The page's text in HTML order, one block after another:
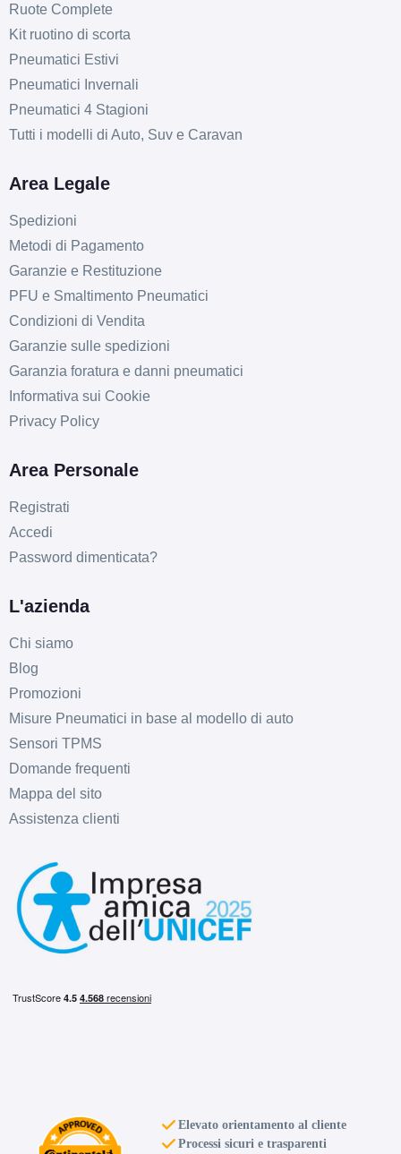
Ruote Complete
Kit ruotino di scorta
Pneumatici Estivi
Pneumatici Invernali
Pneumatici 4 Stagioni
Tutti i modelli di Auto, Suv e Caravan
Area Legale
Spedizioni
Metodi di Pagamento
Garanzie e Restituzione
PFU e Smaltimento Pneumatici
Condizioni di Vendita
Garanzie sulle spedizioni
Garanzia foratura e danni pneumatici
Informativa sui Cookie
Privacy Policy
Area Personale
Registrati
Accedi
Password dimenticata?
L'azienda
Chi siamo
Blog
Promozioni
Misure Pneumatici in base al modello di auto
Sensori TPMS
Domande frequenti
Mappa del sito
Assistenza clienti
Elevato orientamento al cliente
Processi sicuri e trasparenti